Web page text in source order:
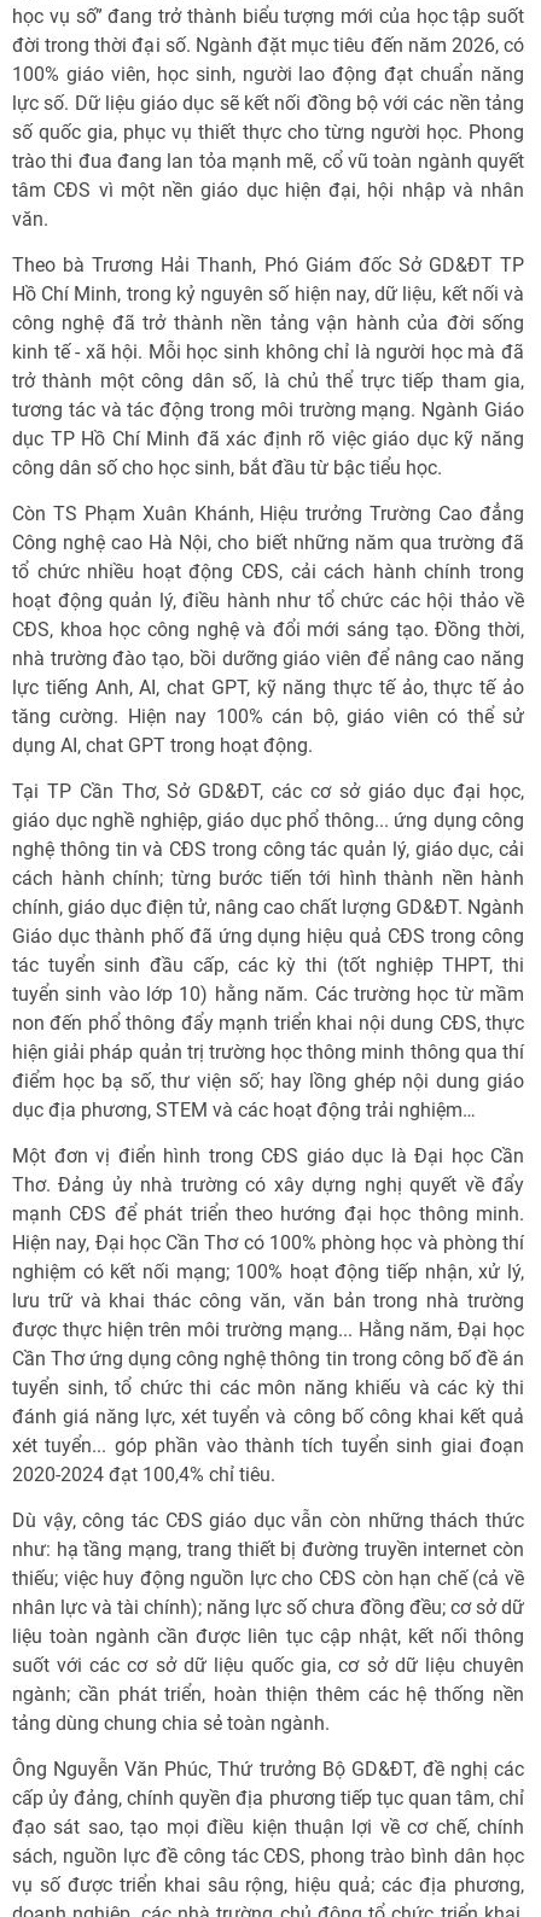
học vụ số” đang trở thành biểu tượng mới của học tập suốt
đời trong thời đại số. Ngành đặt mục tiêu đến năm 2026, có
100% giáo viên, học sinh, người lao động đạt chuẩn năng
lực số. Dữ liệu giáo dục sẽ kết nối đồng bộ với các nền tảng
số quốc gia, phục vụ thiết thực cho từng người học. Phong
trào thi đua đang lan tỏa mạnh mẽ, cổ vũ toàn ngành quyết
tâm CĐS vì một nền giáo dục hiện đại, hội nhập và nhân
văn.
Theo bà Trương Hải Thanh, Phó Giám đốc Sở GD&ĐT TP
Hồ Chí Minh, trong kỷ nguyên số hiện nay, dữ liệu, kết nối và
công nghệ đã trở thành nền tảng vận hành của đời sống
kinh tế - xã hội. Mỗi học sinh không chỉ là người học mà đã
trở thành một công dân số, là chủ thể trực tiếp tham gia,
tương tác và tác động trong môi trường mạng. Ngành Giáo
dục TP Hồ Chí Minh đã xác định rõ việc giáo dục kỹ năng
công dân số cho học sinh, bắt đầu từ bậc tiểu học.
Còn TS Phạm Xuân Khánh, Hiệu trưởng Trường Cao đẳng
Công nghệ cao Hà Nội, cho biết những năm qua trường đã
tổ chức nhiều hoạt động CĐS, cải cách hành chính trong
hoạt động quản lý, điều hành như tổ chức các hội thảo về
CĐS, khoa học công nghệ và đổi mới sáng tạo. Đồng thời,
nhà trường đào tạo, bồi dưỡng giáo viên để nâng cao năng
lực tiếng Anh, AI, chat GPT, kỹ năng thực tế ảo, thực tế ảo
tăng cường. Hiện nay 100% cán bộ, giáo viên có thể sử
dụng AI, chat GPT trong hoạt động.
Tại TP Cần Thơ, Sở GD&ĐT, các cơ sở giáo dục đại học,
giáo dục nghề nghiệp, giáo dục phổ thông... ứng dụng công
nghệ thông tin và CÐS trong công tác quản lý, giáo dục, cải
cách hành chính; từng bước tiến tới hình thành nền hành
chính, giáo dục điện tử, nâng cao chất lượng GD&ÐT. Ngành
Giáo dục thành phố đã ứng dụng hiệu quả CĐS trong công
tác tuyển sinh đầu cấp, các kỳ thi (tốt nghiệp THPT, thi
tuyển sinh vào lớp 10) hằng năm. Các trường học từ mầm
non đến phổ thông đẩy mạnh triển khai nội dung CĐS, thực
hiện giải pháp quản trị trường học thông minh thông qua thí
điểm học bạ số, thư viện số; hay lồng ghép nội dung giáo
dục địa phương, STEM và các hoạt động trải nghiệm…
Một đơn vị điển hình trong CĐS giáo dục là Đại học Cần
Thơ. Đảng ủy nhà trường có xây dựng nghị quyết về đẩy
mạnh CĐS để phát triển theo hướng đại học thông minh.
Hiện nay, Đại học Cần Thơ có 100% phòng học và phòng thí
nghiệm có kết nối mạng; 100% hoạt động tiếp nhận, xử lý,
lưu trữ và khai thác công văn, văn bản trong nhà trường
được thực hiện trên môi trường mạng... Hằng năm, Đại học
Cần Thơ ứng dụng công nghệ thông tin trong công bố đề án
tuyển sinh, tổ chức thi các môn năng khiếu và các kỳ thi
đánh giá năng lực, xét tuyển và công bố công khai kết quả
xét tuyển... góp phần vào thành tích tuyển sinh giai đoạn
2020-2024 đạt 100,4% chỉ tiêu.
Dù vậy, công tác CĐS giáo dục vẫn còn những thách thức
như: hạ tầng mạng, trang thiết bị đường truyền internet còn
thiếu; việc huy động nguồn lực cho CĐS còn hạn chế (cả về
nhân lực và tài chính); năng lực số chưa đồng đều; cơ sở dữ
liệu toàn ngành cần được liên tục cập nhật, kết nối thông
suốt với các cơ sở dữ liệu quốc gia, cơ sở dữ liệu chuyên
ngành; cần phát triển, hoàn thiện thêm các hệ thống nền
tảng dùng chung chia sẻ toàn ngành.
Ông Nguyễn Văn Phúc, Thứ trưởng Bộ GD&ĐT, đề nghị các
cấp ủy đảng, chính quyền địa phương tiếp tục quan tâm, chỉ
đạo sát sao, tạo mọi điều kiện thuận lợi về cơ chế, chính
sách, nguồn lực đề công tác CĐS, phong trào bình dân học
vụ số được triển khai sâu rộng, hiệu quả; các địa phương,